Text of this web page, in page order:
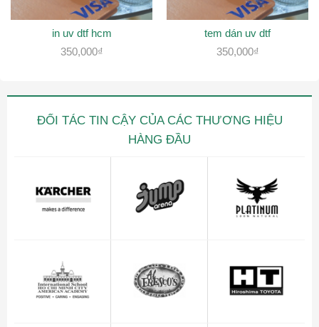
in uv dtf hcm
350,000₫
tem dán uv dtf
350,000₫
ĐỐI TÁC TIN CẬY CỦA CÁC THƯƠNG HIỆU
HÀNG ĐẦU